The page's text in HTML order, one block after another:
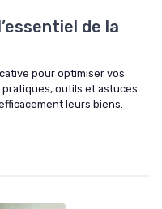
de la
pour optimiser vos
outils et astuces
leurs biens.